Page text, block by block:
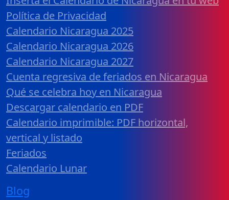
Política de Privacidad
Calendario Nicaragua 2025
Calendario Nicaragua 2026
Calendario Nicaragua 2027
Cuenta regresiva de feriados en Nicaragua
Qué se celebra hoy en Nicaragua
Descargar calendario en PDF
Calendario imprimible: PDF horizontal,
vertical y listado
Feriados
Calendario Lunar
Blog